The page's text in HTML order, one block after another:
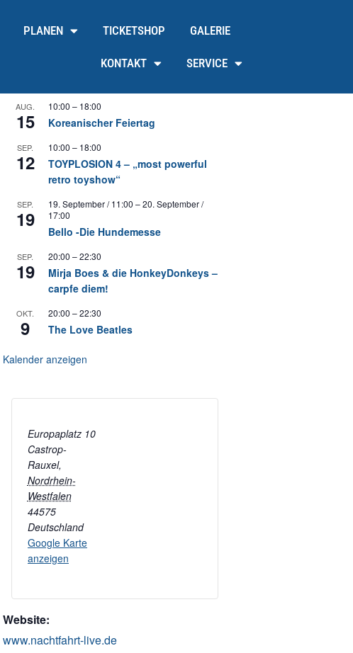
PLANEN TICKETSHOP GALERIE
KONTAKT SERVICE
AUG.
15
10:00 – 18:00
Koreanischer Feiertag
SEP.
12
10:00 – 18:00
TOYPLOSION 4 – „most powerful
retro toyshow“
SEP.
19
19. September / 11:00 –20. September /
17:00
Bello -Die Hundemesse
SEP.
19
20:00 –22:30
Mirja Boes & die HonkeyDonkeys –
carpfe diem!
OKT.
9
20:00 –22:30
The Love Beatles
Kalender anzeigen
Europaplatz 10
Castrop-
Rauxel,
Nordrhein-
Westfalen
44575
Deutschland
Google Karte
anzeigen
Website:
www.nachtfahrt-live.de